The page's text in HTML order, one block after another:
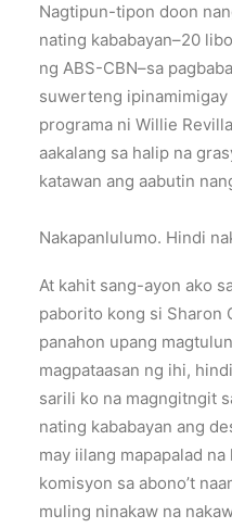
Nagtipun-tipon doon
nating kababayan–20
ng ABS-CBN–sa
suwerteng
programa ni Willie
aakalang sa halip na
katawan ang aabutin
Nakapanlulumo. Hindi
At kahit sang-ayon ako
paborito kong si Sharon
panahon upang
magpataasan ng ihi,
sarili ko na magngitngit
nating kababayan ang
may iilang mapapalad
komisyon sa abono’t
muling ninakaw na